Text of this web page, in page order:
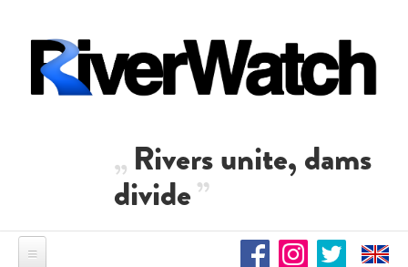
Rivers unite, dams
divide